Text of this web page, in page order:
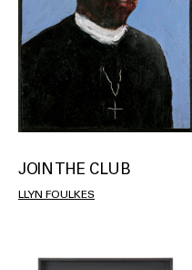
JOIN THE CLUB
LLYN FOULKES